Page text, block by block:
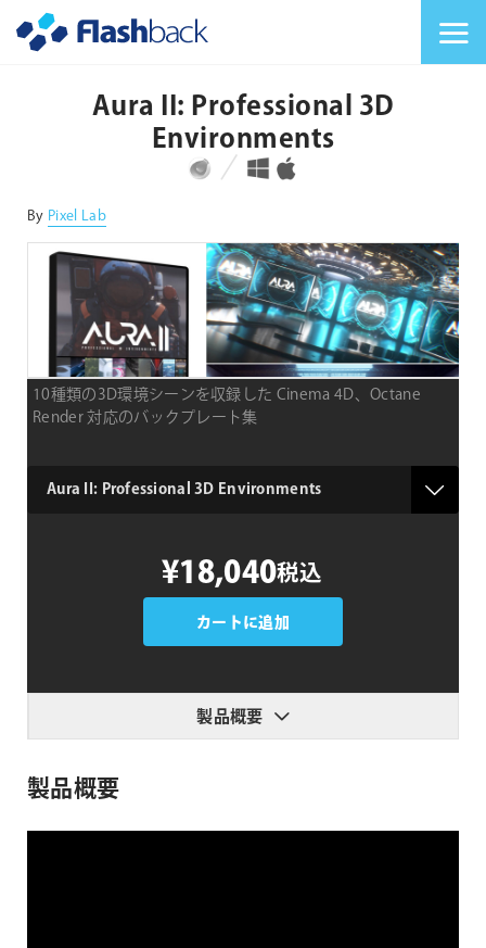
Aura II: Professional 3D
Environments
対応プラットフォーム 対応OS
By Pixel Lab
10種類の3D環境シーンを収録した Cinema 4D、Octane
Render 対応のバックプレート集
type
¥18,040税込
カートに追加
製品概要
製品概要